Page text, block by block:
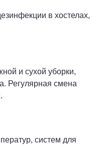
в хостелах,
и сухой уборки,
Регулярная смена
систем для